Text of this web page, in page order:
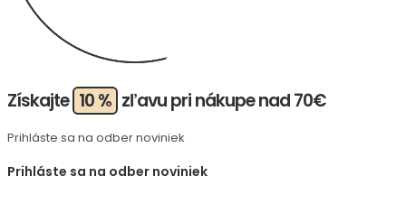
Získajte 10 % zľavu pri nákupe nad 70€
Prihláste sa na odber noviniek
Prihláste sa na odber noviniek